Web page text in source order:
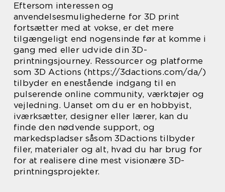
Eftersom interessen og
anvendelsesmulighederne for 3D print
fortsætter med at vokse, er det mere
tilgængeligt end nogensinde før at komme i
gang med eller udvide din 3D-
printningsjourney. Ressourcer og platforme
som 3D Actions (https://3dactions.com/da/)
tilbyder en enestående indgang til en
pulserende online community, værktøjer og
vejledning. Uanset om du er en hobbyist,
iværksætter, designer eller lærer, kan du
finde den nødvende support, og
markedspladser såsom 3Dactions tilbyder
filer, materialer og alt, hvad du har brug for
for at realisere dine mest visionære 3D-
printningsprojekter.